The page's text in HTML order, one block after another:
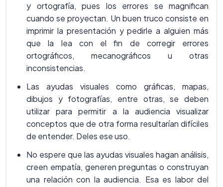
y ortografía, pues los errores se magnifican
cuando se proyectan. Un buen truco consiste en
imprimir la presentación y pedirle a alguien más
que la lea con el fin de corregir errores
ortográficos, mecanográficos u otras
inconsistencias.
Las ayudas visuales como gráficas, mapas,
dibujos y fotografías, entre otras, se deben
utilizar para permitir a la audiencia visualizar
conceptos que de otra forma resultarían difíciles
de entender. Deles ese uso.
No espere que las ayudas visuales hagan análisis,
creen empatía, generen preguntas o construyan
una relación con la audiencia. Esa es labor del